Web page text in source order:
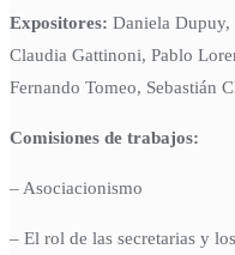
Expositores: Daniela Dupuy,
Claudia Gattinoni, Pablo
Fernando Tomeo, Sebastián
Comisiones de trabajos:
– Asociacionismo
– El rol de las secretarias y